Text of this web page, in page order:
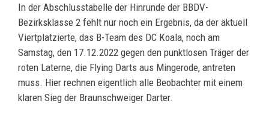
In der Abschlusstabelle der Hinrunde der BBDV-
Bezirksklasse 2 fehlt nur noch ein Ergebnis, da der aktuell
Viertplatzierte, das B-Team des DC Koala, noch am
Samstag, den 17.12.2022 gegen den punktlosen Träger der
roten Laterne, die Flying Darts aus Mingerode, antreten
muss. Hier rechnen eigentlich alle Beobachter mit einem
klaren Sieg der Braunschweiger Darter.